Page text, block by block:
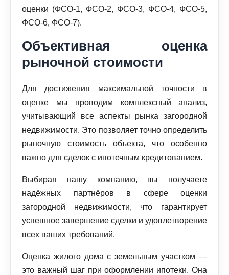
оценки (ФСО-1, ФСО-2, ФСО-3, ФСО-4, ФСО-5,
ФСО-6, ФСО-7).
Объективная оценка
рыночной стоимости
Для достижения максимальной точности в
оценке мы проводим комплексный анализ,
учитывающий все аспекты рынка загородной
недвижимости. Это позволяет точно определить
рыночную стоимость объекта, что особенно
важно для сделок с ипотечным кредитованием.
Выбирая нашу компанию, вы получаете
надёжных партнёров в сфере оценки
загородной недвижимости, что гарантирует
успешное завершение сделки и удовлетворение
всех ваших требований.
Оценка жилого дома с земельным участком —
это важный шаг при оформлении ипотеки. Она